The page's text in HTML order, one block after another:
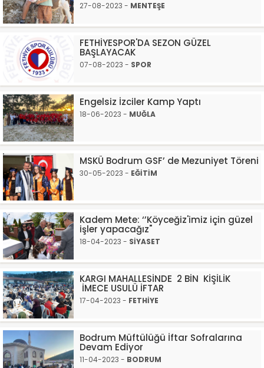
27-08-2023 - MENTEŞE
FETHİYESPOR'DA SEZON GÜZEL
BAŞLAYACAK
07-08-2023 - SPOR
Engelsiz İzciler Kamp Yaptı
18-06-2023 - MUĞLA
MSKÜ Bodrum GSF’ de Mezuniyet Töreni
30-05-2023 - EĞİTİM
Kadem Mete: ‘’Köyceğiz'imiz için güzel
işler yapacağız"
18-04-2023 - SİYASET
KARGI MAHALLESİNDE 2 BİN KİŞİLİK
İMECE USULÜ İFTAR
17-04-2023 - FETHİYE
Bodrum Müftülüğü İftar Sofralarına
Devam Ediyor
11-04-2023 - BODRUM